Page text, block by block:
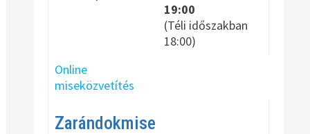
19:00
(Téli időszakban
18:00)
Online
miseközvetítés
Zarándokmise